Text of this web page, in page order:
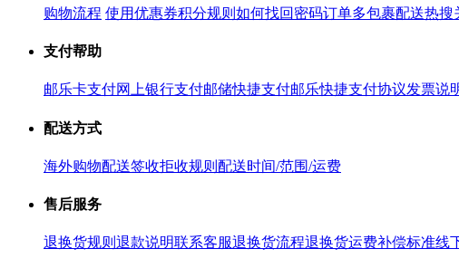
购物流程 使用优惠券积分规则 如何找回密码订单多包裹配送热搜
支付帮助
邮乐卡支付网上银行支付邮储快捷支付邮乐快捷支付协议发票说
配送方式
海外购物配送签收拒收规则 配送时间/范围/运费
售后服务
退换货规则 退款说明联系客服退换货流程退换货运费补偿标准线